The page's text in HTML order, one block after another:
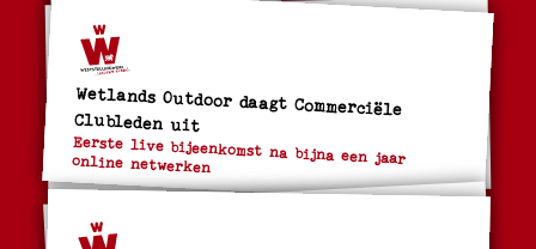
Wetlands Outdoor daagt Commerciële
Clubleden uit
Eerste live bijeenkomst na bijna een jaar online netwerken